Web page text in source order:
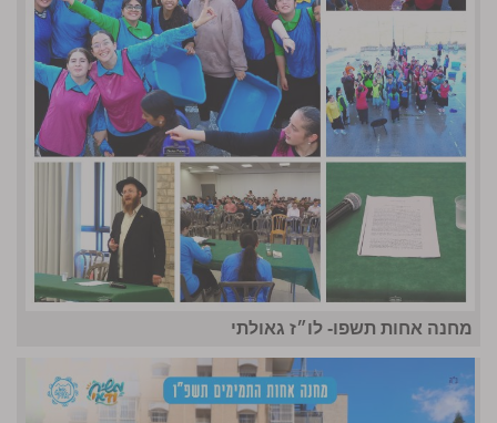
מחנה אחות תשפו- לו״ז גאולתי